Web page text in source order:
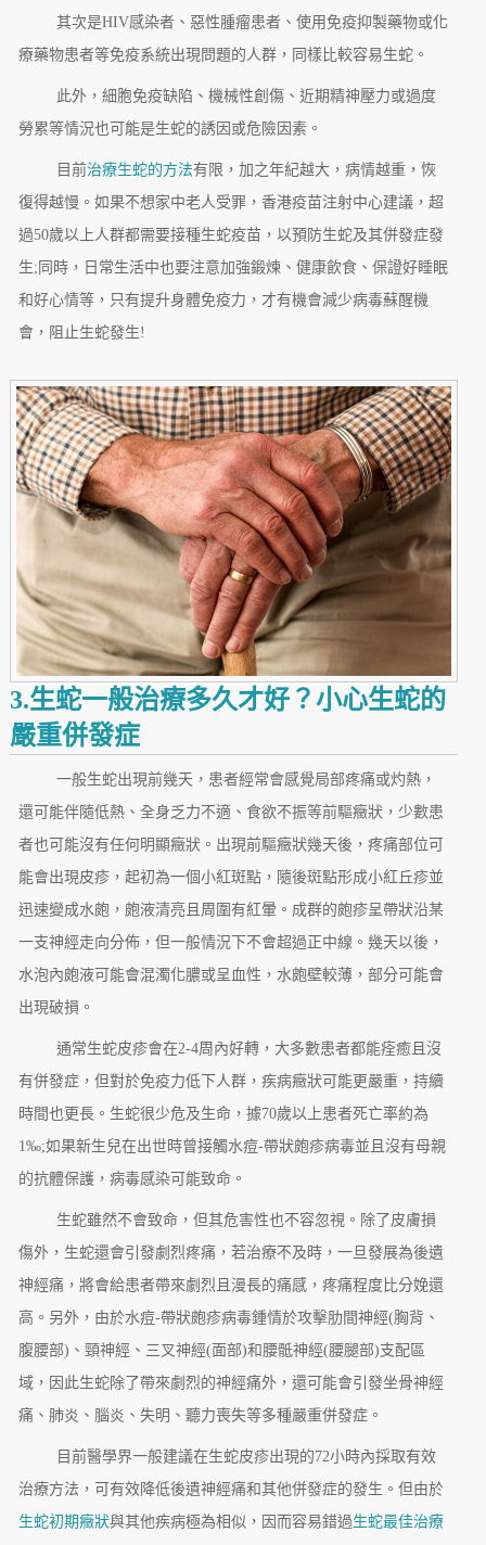
其次是HIV感染者、惡性腫瘤患者、使用免疫抑製藥物或化
療藥物患者等免疫系統出現問題的人群，同樣比較容易生蛇。
此外，細胞免疫缺陷、機械性創傷、近期精神壓力或過度
勞累等情況也可能是生蛇的誘因或危險因素。
目前治療生蛇的方法有限，加之年紀越大，病情越重，恢
復得越慢。如果不想家中老人受罪，香港疫苗注射中心建議，超
過50歲以上人群都需要接種生蛇疫苗，以預防生蛇及其併發症發
生;同時，日常生活中也要注意加強鍛煉、健康飲食、保證好睡眠
和好心情等，只有提升身體免疫力，才有機會減少病毒蘇醒機
會，阻止生蛇發生!
3.生蛇一般治療多久才好？小心生蛇的
嚴重併發症
一般生蛇出現前幾天，患者經常會感覺局部疼痛或灼熱，
還可能伴隨低熱、全身乏力不適、食欲不振等前驅癥狀，少數患
者也可能沒有任何明顯癥狀。出現前驅癥狀幾天後，疼痛部位可
能會出現皮疹，起初為一個小紅斑點，隨後斑點形成小紅丘疹並
迅速變成水皰，皰液清亮且周圍有紅暈。成群的皰疹呈帶狀沿某
一支神經走向分佈，但一般情況下不會超過正中線。幾天以後，
水泡內皰液可能會混濁化膿或呈血性，水皰壁較薄，部分可能會
出現破損。
通常生蛇皮疹會在2-4周內好轉，大多數患者都能痊癒且沒
有併發症，但對於免疫力低下人群，疾病癥狀可能更嚴重，持續
時間也更長。生蛇很少危及生命，據70歲以上患者死亡率約為
1‰;如果新生兒在出世時曾接觸水痘-帶狀皰疹病毒並且沒有母親
的抗體保護，病毒感染可能致命。
生蛇雖然不會致命，但其危害性也不容忽視。除了皮膚損
傷外，生蛇還會引發劇烈疼痛，若治療不及時，一旦發展為後遺
神經痛，將會給患者帶來劇烈且漫長的痛感，疼痛程度比分娩還
高。另外，由於水痘-帶狀皰疹病毒鍾情於攻擊肋間神經(胸背、
腹腰部)、頸神經、三叉神經(面部)和腰骶神經(腰腿部)支配區
域，因此生蛇除了帶來劇烈的神經痛外，還可能會引發坐骨神經
痛、肺炎、腦炎、失明、聽力喪失等多種嚴重併發症。
目前醫學界一般建議在生蛇皮疹出現的72小時內採取有效
治療方法，可有效降低後遺神經痛和其他併發症的發生。但由於
生蛇初期癥狀與其他疾病極為相似，因而容易錯過生蛇最佳治療